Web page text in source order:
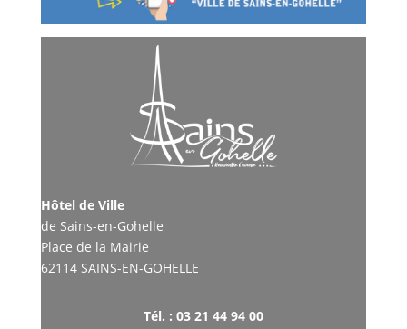
Hôtel de Ville
de Sains-en-Gohelle
Place de la Mairie
62114 SAINS-EN-GOHELLE
Tél. : 03 21 44 94 00